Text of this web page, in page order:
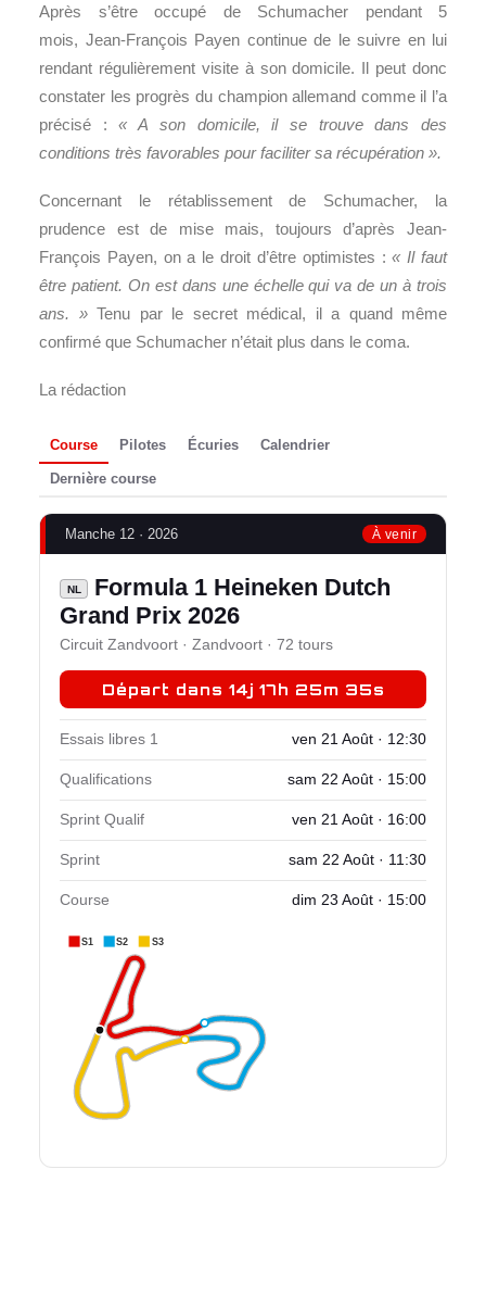
Après s’être occupé de Schumacher pendant 5
mois, Jean-François Payen continue de le suivre en lui
rendant régulièrement visite à son domicile. Il peut donc
constater les progrès du champion allemand comme il l’a
précisé :« A son domicile, il se trouve dans des
conditions très favorables pour faciliter sa récupération ».
Concernant le rétablissement de Schumacher, la
prudence est de mise mais, toujours d’après Jean-
François Payen, on a le droit d’être optimistes :« Il faut
être patient. On est dans une échelle qui va de un à trois
ans. » Tenu par le secret médical, il a quand même
confirmé que Schumacher n’était plus dans le coma.
La rédaction
Course Pilotes Écuries Calendrier
Dernière course
Manche 12 · 2026 À venir
NL
Formula 1 Heineken Dutch
Grand Prix 2026
Circuit Zandvoort · Zandvoort · 72 tours
Départ dans 14j 17h 25m 34s
Essais libres 1 ven 21 Août · 12:30
Qualifications sam 22 Août · 15:00
Sprint Qualif ven 21 Août · 16:00
Sprint sam 22 Août · 11:30
Course dim 23 Août · 15:00
S1 S2 S3